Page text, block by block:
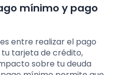
mínimo y pago
entre realizar el pago
tarjeta de crédito,
sobre tu deuda